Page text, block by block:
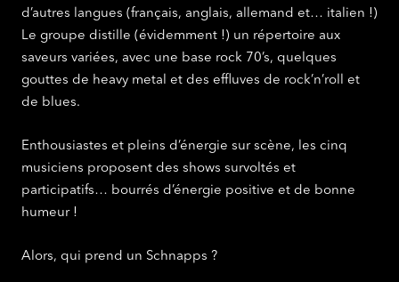
d’autres langues (français, anglais, allemand et… italien !)
Le groupe distille (évidemment !) un répertoire aux
saveurs variées, avec une base rock 70’s, quelques
gouttes de heavy metal et des effluves de rock’n’roll et
de blues.
Enthousiastes et pleins d’énergie sur scène, les cinq
musiciens proposent des shows survoltés et
participatifs… bourrés d’énergie positive et de bonne
humeur !
Alors, qui prend un Schnapps ?